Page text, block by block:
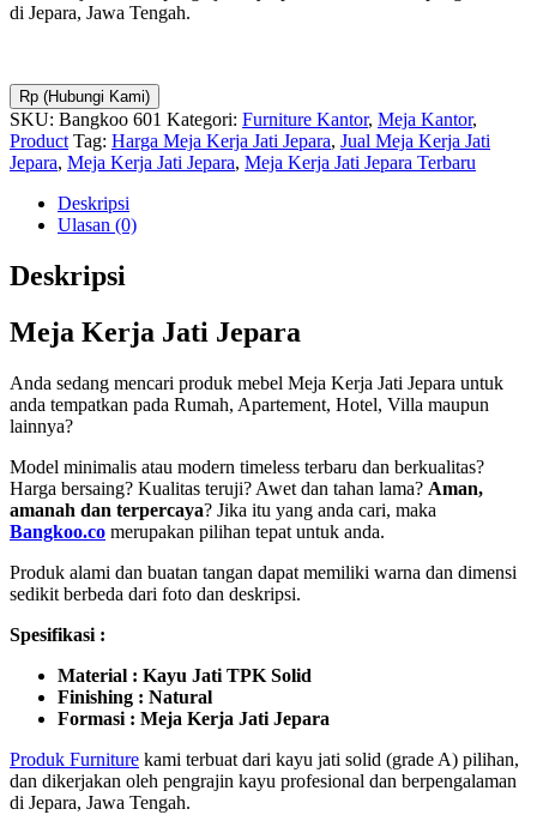
di Jepara, Jawa Tengah.
Rp (Hubungi Kami)
SKU: Bangkoo 601 Kategori: Furniture Kantor, Meja Kantor,
Product Tag: Harga Meja Kerja Jati Jepara, Jual Meja Kerja Jati
Jepara, Meja Kerja Jati Jepara, Meja Kerja Jati Jepara Terbaru
Deskripsi
Ulasan (0)
Deskripsi
Meja Kerja Jati Jepara
Anda sedang mencari produk mebel Meja Kerja Jati Jepara untuk
anda tempatkan pada Rumah, Apartement, Hotel, Villa maupun
lainnya?
Model minimalis atau modern timeless terbaru dan berkualitas?
Harga bersaing? Kualitas teruji? Awet dan tahan lama? Aman,
amanah dan terpercaya? Jika itu yang anda cari, maka
Bangkoo.co merupakan pilihan tepat untuk anda.
Produk alami dan buatan tangan dapat memiliki warna dan dimensi
sedikit berbeda dari foto dan deskripsi.
Spesifikasi :
Material : Kayu Jati TPK Solid
Finishing : Natural
Formasi : Meja Kerja Jati Jepara
Produk Furniture kami terbuat dari kayu jati solid (grade A) pilihan,
dan dikerjakan oleh pengrajin kayu profesional dan berpengalaman
di Jepara, Jawa Tengah.